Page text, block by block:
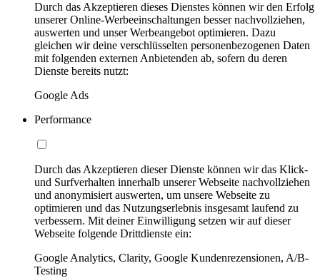
Durch das Akzeptieren dieses Dienstes können wir den Erfolg
unserer Online-Werbeeinschaltungen besser nachvollziehen,
auswerten und unser Werbeangebot optimieren. Dazu
gleichen wir deine verschlüsselten personenbezogenen Daten
mit folgenden externen Anbietenden ab, sofern du deren
Dienste bereits nutzt:
Google Ads
Performance
Durch das Akzeptieren dieser Dienste können wir das Klick-
und Surfverhalten innerhalb unserer Webseite nachvollziehen
und anonymisiert auswerten, um unsere Webseite zu
optimieren und das Nutzungserlebnis insgesamt laufend zu
verbessern. Mit deiner Einwilligung setzen wir auf dieser
Webseite folgende Drittdienste ein:
Google Analytics, Clarity, Google Kundenrezensionen, A/B-
Testing